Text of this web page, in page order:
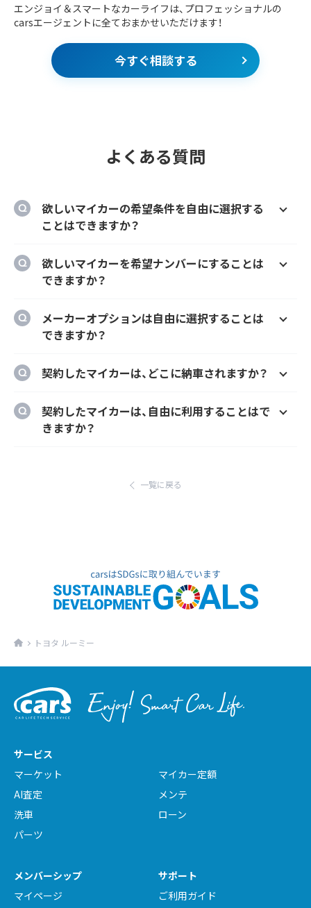
エンジョイ＆スマートなカーライフは、プロフェッショナルの
carsエージェントに全ておまかせいただけます！
今すぐ相談する
よくある質問
欲しいマイカーの希望条件を自由に選択する
ことはできますか？
ー、契約期間、ボーナス払い等を自由に選択す
ることができます。
欲しいマイカーを希望ナンバーにすることは
できますか？
とができます。
メーカーオプションは自由に選択することは
できますか？
様にカーナビ、ドラレコ、ETC、フロアマット等
ます。
契約したマイカーは、どこに納車されますか？
とができます。
ただし、輸入車リース（新車）の場合、納車場所
契約したマイカーは、自由に利用することはで
きますか？
一覧に戻る
トヨタ ルーミー
サービス
マーケット
マイカー定額
AI査定
メンテ
洗車
ローン
パーツ
メンバーシップ
マイページ
サポート
ご利用ガイド